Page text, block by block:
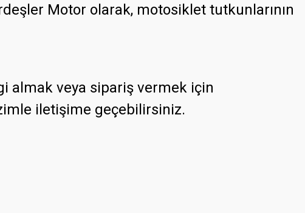
Motor olarak, motosiklet tutkunlarının
almak veya sipariş vermek için
iletişime geçebilirsiniz.